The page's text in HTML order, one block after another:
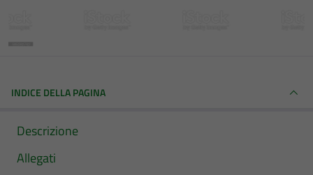
INDICE DELLA PAGINA
Descrizione
Allegati